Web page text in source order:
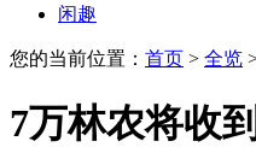
闲趣
您的当前位置： 首页 > 全览
7万林农将收